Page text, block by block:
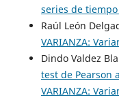
series de tiempo
Raúl León
VARIANZA:
Dindo Valdez
test de Pearson
VARIANZA: